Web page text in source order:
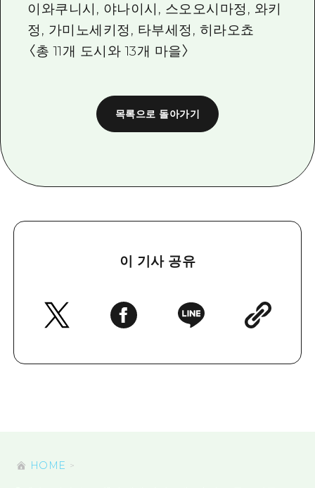
이와쿠니시, 야나이시, 스오오시마정, 와키
정, 가미노세키정, 타부세정, 히라오쵸
〈총 11개 도시와 13개 마을〉
목록으로 돌아가기
이 기사 공유
HOME